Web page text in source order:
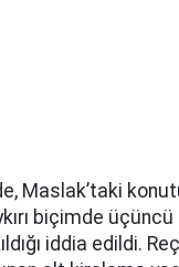
Maslak’taki
biçimde üçüncü
iddia edildi.